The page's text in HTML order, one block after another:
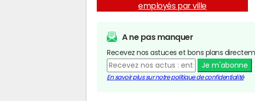
employés par ville
A ne pas manquer
Recevez nos astuces et bons plans
Je m'abonne
En savoir plus sur notre politique de confidentialité